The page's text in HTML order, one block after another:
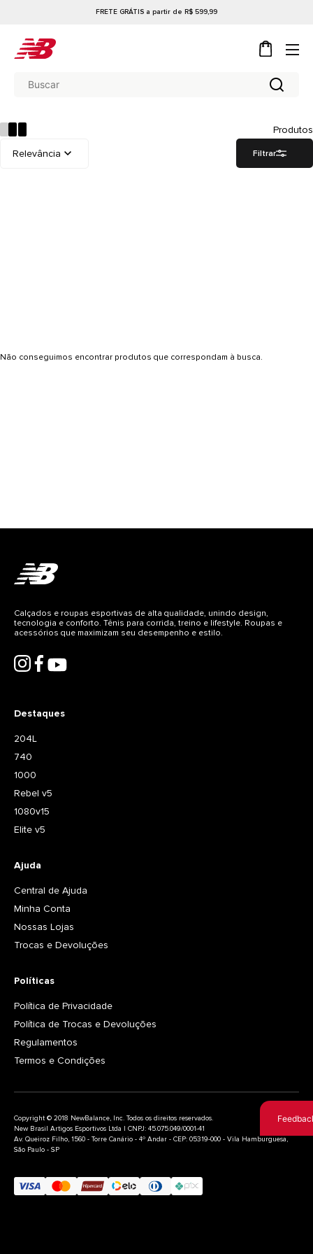
FRETE GRÁTIS a partir de R$ 599,99
Produtos
Filtrar
Não conseguimos encontrar produtos que correspondam à busca.
Destaques
204L
740
1000
Rebel v5
1080v15
Elite v5
Ajuda
Central de Ajuda
Minha Conta
Nossas Lojas
Trocas e Devoluções
Políticas
Política de Privacidade
Política de Trocas e Devoluções
Regulamentos
Termos e Condições
Calçados e roupas esportivas de alta qualidade, unindo design,
tecnologia e conforto. Tênis para corrida, treino e lifestyle. Roupas e
acessórios que maximizam seu desempenho e estilo.
Copyright © 2018 NewBalance, Inc. Todos os direitos reservados.
New Brasil Artigos Esportivos Ltda | CNPJ: 45.075.049/0001-41
Av. Queiroz Filho, 1560 - Torre Canário - 4º Andar - CEP: 05319-000 - Vila Hamburguesa,
São Paulo - SP